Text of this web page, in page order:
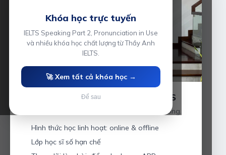
Luyện thi IELTS cùng Thầy Anh IELTS
Giáo viên hơn 10 năm kinh nghiệm tại Hải Phòng.
Hình thức học linh hoạt: online & offline
Lớp học sĩ số hạn chế
Khóa học trực tuyến
IELTS Speaking Part 2, Pronunciation in Use
và nhiều khóa học chất lượng từ Thầy Anh
IELTS.
🚀 Xem tất cả khóa học →
Để sau